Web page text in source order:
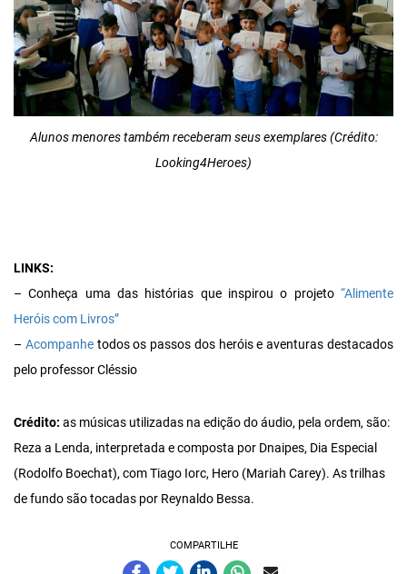
Alunos menores também receberam seus exemplares (Crédito:
Looking4Heroes)
LINKS:
– Conheça uma das histórias que inspirou o projeto “Alimente
Heróis com Livros”
– Acompanhetodos os passos dos heróis e aventuras destacados
pelo professor Cléssio
Crédito: as músicas utilizadas na edição do áudio, pela ordem, são:
Reza a Lenda, interpretada e composta por Dnaipes, Dia Especial
(Rodolfo Boechat), com Tiago Iorc, Hero (Mariah Carey). As trilhas
de fundo são tocadas por Reynaldo Bessa.
COMPARTILHE